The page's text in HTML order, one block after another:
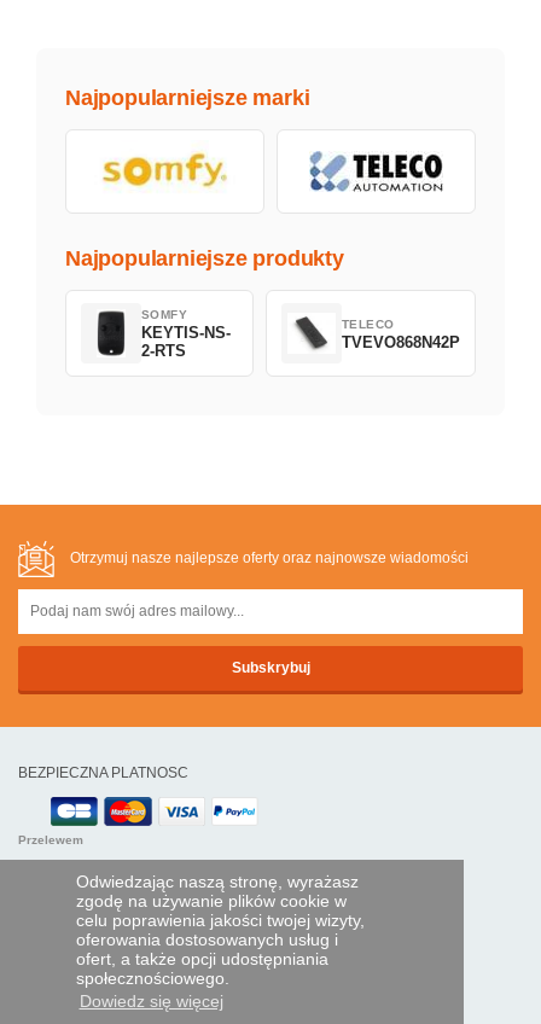
Odwiedzając naszą stronę, wyrażasz
zgodę na używanie plików cookie w
celu poprawienia jakości twojej wizyty,
oferowania dostosowanych usług i
ofert, a także opcji udostępniania
społecznościowego.
Dowiedz się więcej
Najpopularniejsze marki
Najpopularniejsze produkty
SOMFY
KEYTIS-NS-
2-RTS
TELECO
TVEVO868N42P
Otrzymuj nasze najlepsze oferty oraz najnowsze wiadomości
BEZPIECZNA PLATNOSC
Przelewem
POMOC I USŁUGI
Śledź swoje zamówienie
PILOTY EXPRESS
Kim jesteśmy?